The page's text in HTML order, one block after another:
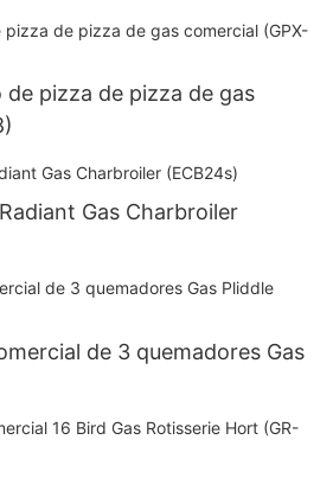
pizza de pizza de gas
Gas Charbroiler
de 3 quemadores Gas